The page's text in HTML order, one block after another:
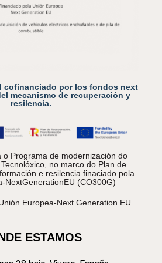
cofinanciado por los fondos next
mecanismo de recuperación y
resilencia.
o Programa de modernización do
no marco do Plan de
e resilencia finaciado pola
NextGenerationEU (CO300G)
Europea-Next Generation EU
ESTAMOS